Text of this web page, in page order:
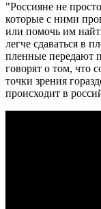
"Россияне не
которые с ними
или помочь им
легче сдаваться в
пленные передают
говорят о том, что
точки зрения
происходит в